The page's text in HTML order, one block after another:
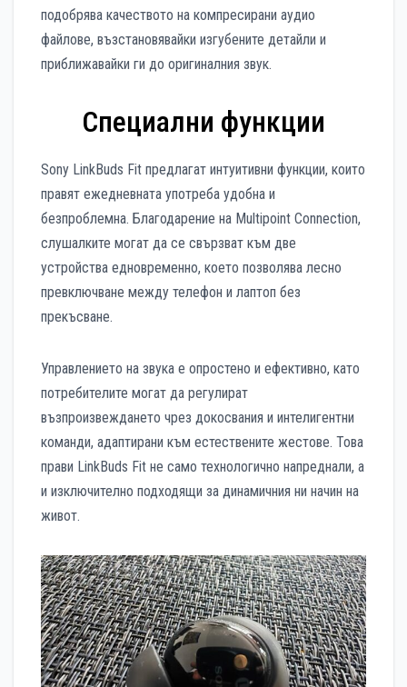
подобрява качеството на компресирани аудио
файлове, възстановявайки изгубените детайли и
приближавайки ги до оригиналния звук.
Специални функции
Sony LinkBuds Fit предлагат интуитивни функции, които
правят ежедневната употреба удобна и
безпроблемна. Благодарение на Multipoint Connection,
слушалките могат да се свързват към две
устройства едновременно, което позволява лесно
превключване между телефон и лаптоп без
прекъсване.
Управлението на звука е опростено и ефективно, като
потребителите могат да регулират
възпроизвеждането чрез докосвания и интелигентни
команди, адаптирани към естествените жестове. Това
прави LinkBuds Fit не само технологично напреднали, a
и изключително подходящи за динамичния ни начин на
живот.